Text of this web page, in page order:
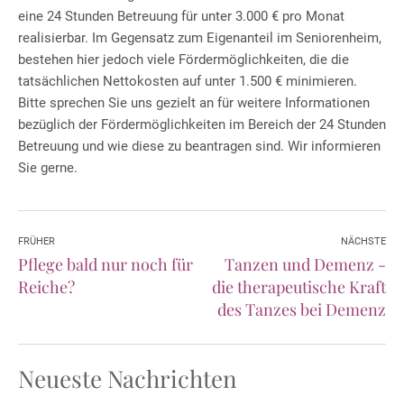
eine 24 Stunden Betreuung für unter 3.000 € pro Monat
realisierbar. Im Gegensatz zum Eigenanteil im Seniorenheim,
bestehen hier jedoch viele Fördermöglichkeiten, die die
tatsächlichen Nettokosten auf unter 1.500 € minimieren.
Bitte sprechen Sie uns gezielt an für weitere Informationen
bezüglich der Fördermöglichkeiten im Bereich der 24 Stunden
Betreuung und wie diese zu beantragen sind. Wir informieren
Sie gerne.
FRÜHER
Pflege bald nur noch für
Reiche?
NÄCHSTE
Tanzen und Demenz -
die therapeutische Kraft
des Tanzes bei Demenz
Neueste Nachrichten